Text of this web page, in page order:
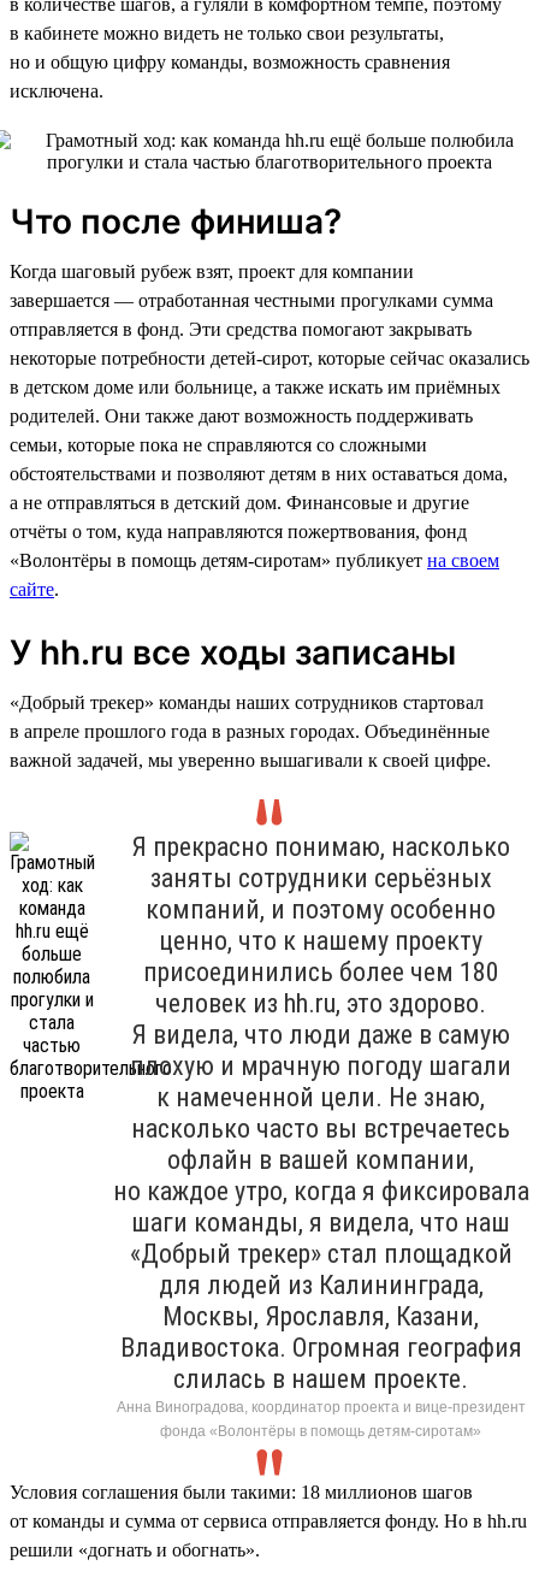
в кабинете можно видеть не только свои результаты,
но и общую цифру команды, возможность сравнения
исключена.
Что после финиша?
Когда шаговый рубеж взят, проект для компании
завершается — отработанная честными прогулками сумма
отправляется в фонд. Эти средства помогают закрывать
некоторые потребности детей-сирот, которые сейчас оказались
в детском доме или больнице, а также искать им приёмных
родителей. Они также дают возможность поддерживать
семьи, которые пока не справляются со сложными
обстоятельствами и позволяют детям в них оставаться дома,
а не отправляться в детский дом. Финансовые и другие
отчёты о том, куда направляются пожертвования, фонд
«Волонтёры в помощь детям-сиротам» публикует на своем
сайте.
У hh.ru все ходы записаны
«Добрый трекер» команды наших сотрудников стартовал
в апреле прошлого года в разных городах. Объединённые
важной задачей, мы уверенно вышагивали к своей цифре.
Я прекрасно понимаю, насколько
заняты сотрудники серьёзных
компаний, и поэтому особенно
ценно, что к нашему проекту
присоединились более чем 180
человек из hh.ru, это здорово.
Я видела, что люди даже в самую
плохую и мрачную погоду шагали
к намеченной цели. Не знаю,
насколько часто вы встречаетесь
офлайн в вашей компании,
но каждое утро, когда я фиксировала
шаги команды, я видела, что наш
«Добрый трекер» стал площадкой
для людей из Калининграда,
Москвы, Ярославля, Казани,
Владивостока. Огромная география
слилась в нашем проекте.
Анна Виноградова, координатор проекта и вице-президент
фонда «Волонтёры в помощь детям-сиротам»
Условия соглашения были такими: 18 миллионов шагов
от команды и сумма от сервиса отправляется фонду. Но в hh.ru
решили «догнать и обогнать».